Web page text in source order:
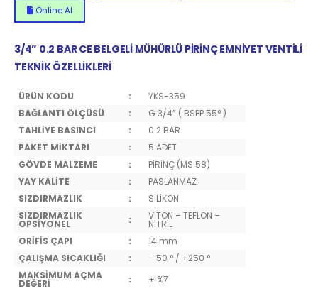
Online Al
3/4” 0.2 BAR CE BELGELİ MÜHÜRLÜ PİRİNÇ EMNİYET VENTİLİ
TEKNİK ÖZELLİKLERİ
ÜRÜN KODU :
YKS-359
BAĞLANTI ÖLÇÜSÜ
:
G 3/4” ( BSPP 55° )
TAHLİYE BASINCI
:
0.2 BAR
PAKET MİKTARI
:
5 ADET
GÖVDE MALZEME
:
PİRİNÇ (MS 58)
YAY KALİTE
:
PASLANMAZ
SIZDIRMAZLIK
:
SİLİKON
SIZDIRMAZLIK
OPSİYONEL : VİTON – TEFLON –
NİTRİL
ORİFİS ÇAPI
:
14 mm
ÇALIŞMA SICAKLIĞI
:
– 50 ° / +250 °
MAKSİMUM AÇMA
DEĞERİ :
+ %7